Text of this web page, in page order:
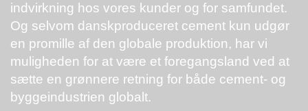
indvirkning hos vores kunder og for samfundet.
Og selvom danskproduceret cement kun udgør
en promille af den globale produktion, har vi
muligheden for at være et foregangsland ved at
sætte en grønnere retning for både cement- og
byggeindustrien globalt.